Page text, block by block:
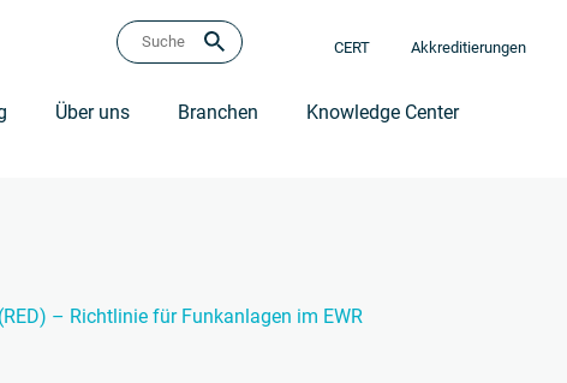
CERT Akkreditierungen
Über uns Branchen Knowledge Center
– Richtlinie für Funkanlagen im EWR